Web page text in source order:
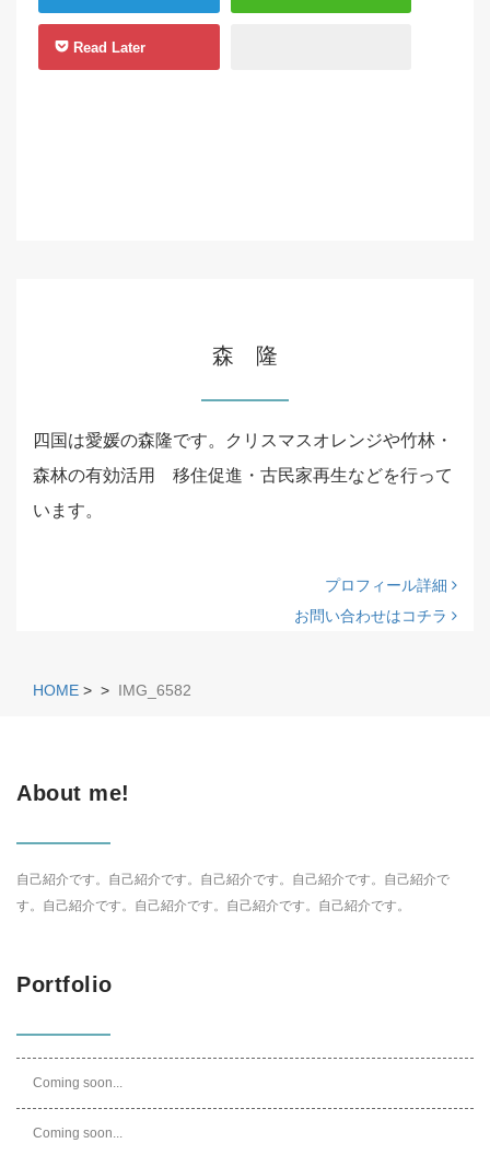
Read Later
森 隆
四国は愛媛の森隆です。クリスマスオレンジや竹林・
森林の有効活用 移住促進・古民家再生などを行って
います。
プロフィール詳細
お問い合わせはコチラ
HOME > > IMG_6582
About me!
自己紹介です。自己紹介です。自己紹介です。自己紹介です。自己紹介で
す。自己紹介です。自己紹介です。自己紹介です。自己紹介です。
Portfolio
Coming soon...
Coming soon...